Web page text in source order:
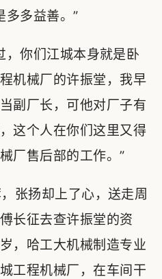
多益善。”
你们江城本身就是卧
机械厂的许振堂，我早
副厂长，可他对厂子有
这个人在你们这里又得
厂售后部的工作。”
张扬却上了心，送走周
长征去查许振堂的资
，哈工大机械制造专业
工程机械厂，在车间干